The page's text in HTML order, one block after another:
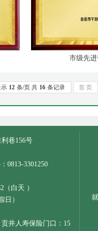
市级先
示 12 条/页 共 16 条记录 首 页
巷156号
0813-3301250
（白天 ）
）
井人寿保险门口：15